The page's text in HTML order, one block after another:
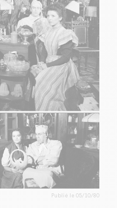
Publié le 05/10/80